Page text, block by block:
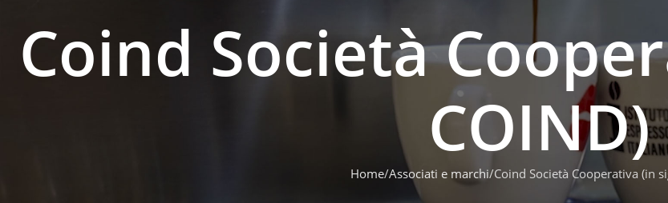
Coind Società
COIND)
Home Associati e marchi Coind Società Cooperativa (in